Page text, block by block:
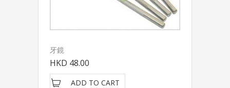
牙鏡
HKD 48.00
ADD TO CART